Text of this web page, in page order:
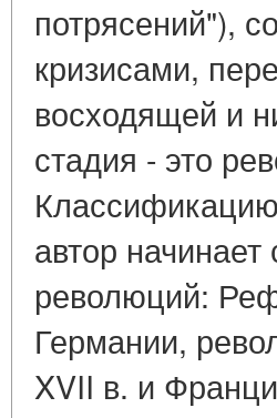
потрясений"),
кризисами,
восходящей и
стадия - это
автор
революций:
Германии,
XVII в. и